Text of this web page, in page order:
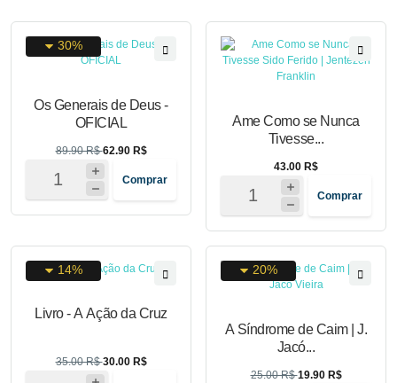
30%
Os Generais de Deus -
OFICIAL
89.90 R$62.90 R$
Comprar
Ame Como se Nunca
Tivesse...
43.00 R$
Comprar
14%
Livro - A Ação da Cruz
35.00 R$30.00 R$
20%
A Síndrome de Caim | J.
Jacó...
25.00 R$19.90 R$